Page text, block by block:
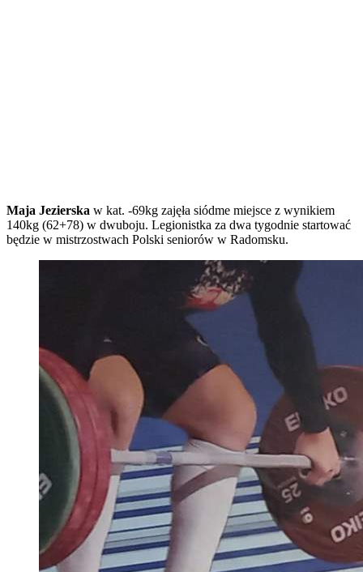
Maja Jezierska w kat. -69kg zajęła siódme miejsce z wynikiem
140kg (62+78) w dwuboju. Legionistka za dwa tygodnie startować
będzie w mistrzostwach Polski seniorów w Radomsku.